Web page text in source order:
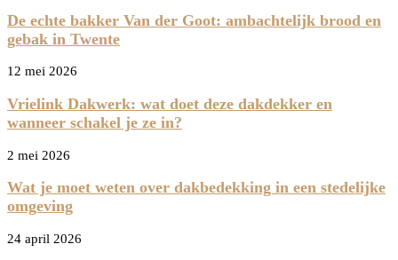
De echte bakker Van der Goot: ambachtelijk brood en
gebak in Twente
12 mei 2026
Vrielink Dakwerk: wat doet deze dakdekker en
wanneer schakel je ze in?
2 mei 2026
Wat je moet weten over dakbedekking in een stedelijke
omgeving
24 april 2026